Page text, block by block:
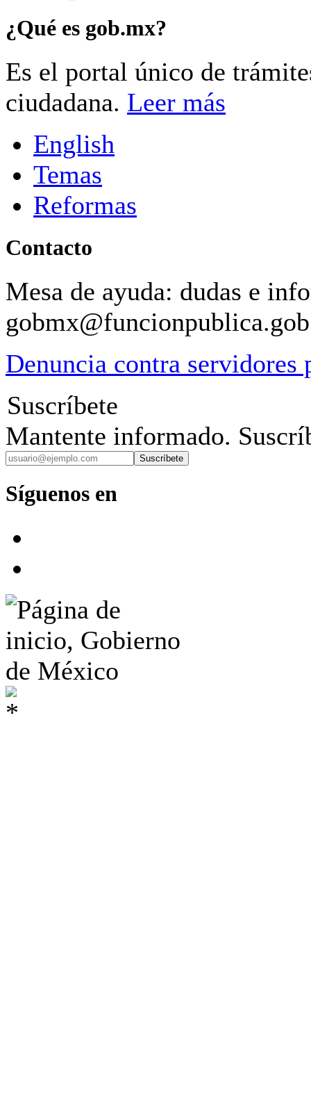
¿Qué es gob.mx?
Es el portal único de
ciudadana. Leer más
English
Temas
Reformas
Contacto
Mesa de ayuda: dudas e
Denuncia contra servidores
Suscríbete
Mantente informado.
Suscríbete
Síguenos en